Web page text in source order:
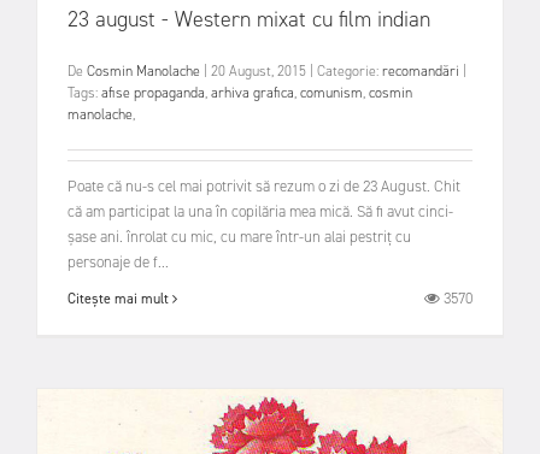
23 august - Western mixat cu film indian
De Cosmin Manolache 20 August, 2015 Categorie:recomandări
Tags:afise propaganda,arhiva grafica,comunism,cosmin
manolache,
Poate că nu-s cel mai potrivit să rezum o zi de 23 August. Chit
că am participat la una în copilăria mea mică. Să fi avut cinci-
șase ani. înrolat cu mic, cu mare într-un alai pestriț cu
personaje de f...
Citește mai mult 3570